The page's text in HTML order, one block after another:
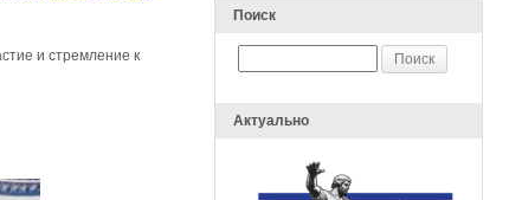
и стремление к
Поиск
Актуально